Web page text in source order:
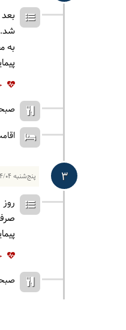
شد.
به
پیمایش و
3 پنج‌شنبه04
پیمایش و